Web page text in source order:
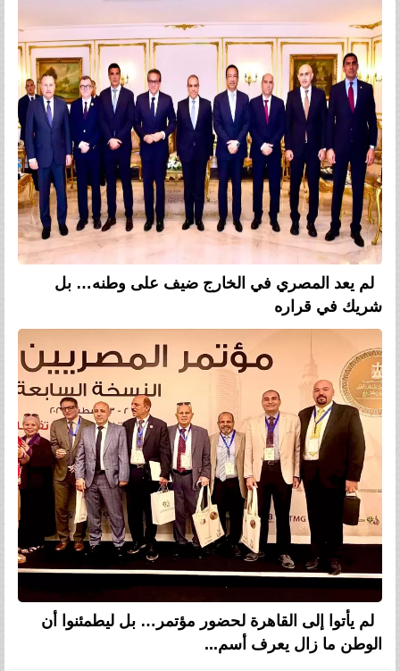
لم يعد المصري في الخارج ضيف على وطنه… بل
شريك في قراره
لم يأتوا إلى القاهرة لحضور مؤتمر… بل ليطمئنوا أن
الوطن ما زال يعرف أسم...